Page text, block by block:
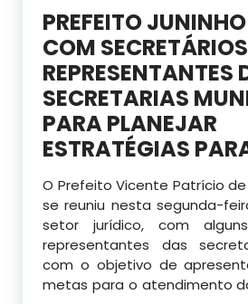
PREFEITO JUNINHO
COM
REPRESENTANTES
SECRETARIAS
PARA PLANEJAR
ESTRATÉGIAS
O Prefeito Vicente Patrício
se reuniu nesta segunda-
setor jurídico, com
representantes das
com o objetivo de
metas para o atendimento